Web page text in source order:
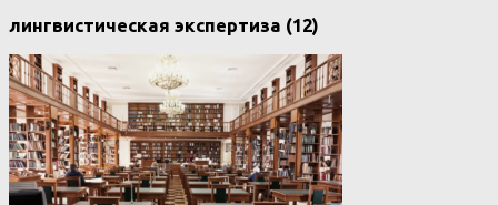
лингвистическая экспертиза (12)